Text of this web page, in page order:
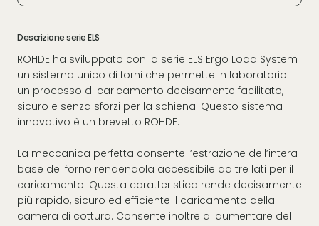
Descrizione serie ELS
ROHDE ha sviluppato con la serie ELS Ergo Load System
un sistema unico di forni che permette in laboratorio
un processo di caricamento decisamente facilitato,
sicuro e senza sforzi per la schiena. Questo sistema
innovativo è un brevetto ROHDE.
La meccanica perfetta consente l’estrazione dell’intera
base del forno rendendola accessibile da tre lati per il
caricamento. Questa caratteristica rende decisamente
più rapido, sicuro ed efficiente il caricamento della
camera di cottura. Consente inoltre di aumentare del